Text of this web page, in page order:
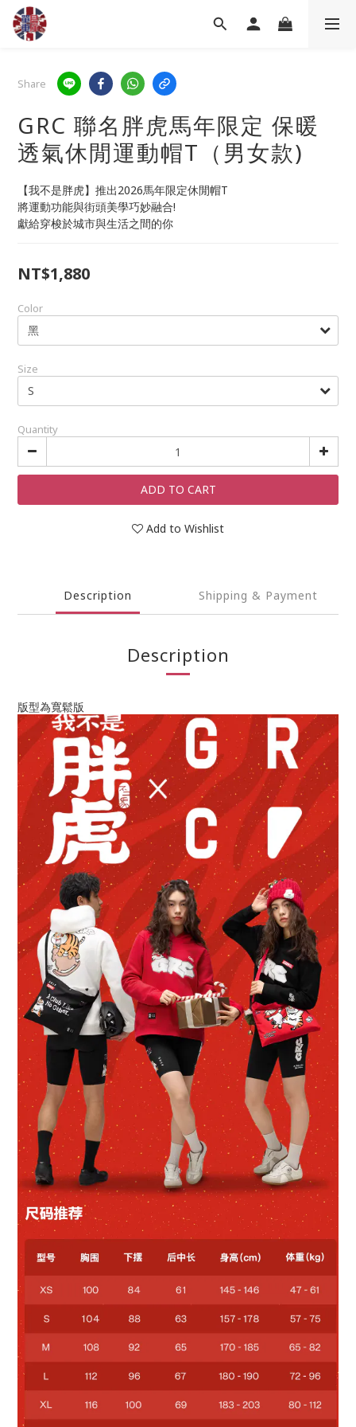
Share
GRC 聯名胖虎馬年限定 保暖
透氣休閒運動帽T（男女款)
【我不是胖虎】推出2026馬年限定休閒帽T
將運動功能與街頭美學巧妙融合!
獻給穿梭於城市與生活之間的你
NT$1,880
Color
Size
Quantity
ADD TO CART
Add to Wishlist
Description Shipping & Payment
Description
版型為寬鬆版